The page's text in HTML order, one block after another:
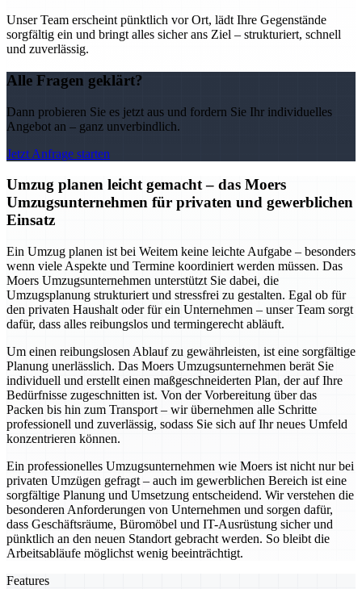
Unser Team erscheint pünktlich vor Ort, lädt Ihre Gegenstände
sorgfältig ein und bringt alles sicher ans Ziel – strukturiert, schnell
und zuverlässig.
Alle Fragen geklärt?
Dann probieren Sie es jetzt aus und fordern Sie Ihr individuelles
Angebot an – ganz unverbindlich.
Jetzt Anfrage starten
Umzug planen leicht gemacht – das Moers
Umzugsunternehmen für privaten und gewerblichen
Einsatz
Ein Umzug planen ist bei Weitem keine leichte Aufgabe – besonders
wenn viele Aspekte und Termine koordiniert werden müssen. Das
Moers Umzugsunternehmen unterstützt Sie dabei, die
Umzugsplanung strukturiert und stressfrei zu gestalten. Egal ob für
den privaten Haushalt oder für ein Unternehmen – unser Team sorgt
dafür, dass alles reibungslos und termingerecht abläuft.
Um einen reibungslosen Ablauf zu gewährleisten, ist eine sorgfältige
Planung unerlässlich. Das Moers Umzugsunternehmen berät Sie
individuell und erstellt einen maßgeschneiderten Plan, der auf Ihre
Bedürfnisse zugeschnitten ist. Von der Vorbereitung über das
Packen bis hin zum Transport – wir übernehmen alle Schritte
professionell und zuverlässig, sodass Sie sich auf Ihr neues Umfeld
konzentrieren können.
Ein professionelles Umzugsunternehmen wie Moers ist nicht nur bei
privaten Umzügen gefragt – auch im gewerblichen Bereich ist eine
sorgfältige Planung und Umsetzung entscheidend. Wir verstehen die
besonderen Anforderungen von Unternehmen und sorgen dafür,
dass Geschäftsräume, Büromöbel und IT-Ausrüstung sicher und
pünktlich an den neuen Standort gebracht werden. So bleibt die
Arbeitsabläufe möglichst wenig beeinträchtigt.
Features